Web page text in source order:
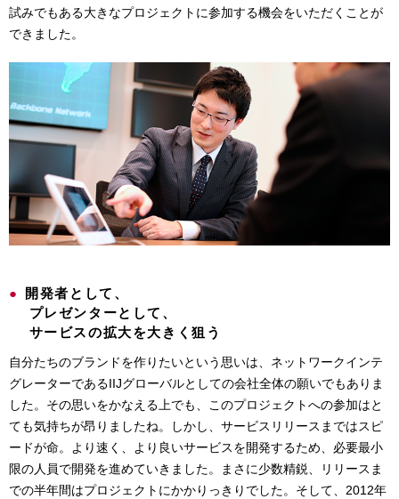
試みでもある大きなプロジェクトに参加する機会をいただくことが
できました。
●
開発者として、
プレゼンターとして、
サービスの拡大を大きく狙う
自分たちのブランドを作りたいという思いは、ネットワークインテ
グレーターであるIIJグローバルとしての会社全体の願いでもありま
した。その思いをかなえる上でも、このプロジェクトへの参加はと
ても気持ちが昂りましたね。しかし、サービスリリースまではスピ
ードが命。より速く、より良いサービスを開発するため、必要最小
限の人員で開発を進めていきました。まさに少数精鋭、リリースま
での半年間はプロジェクトにかかりっきりでした。そして、2012年